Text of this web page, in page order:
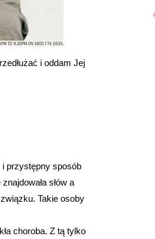
i oddam Jej
przystępny sposób
słów a
Takie osoby
choroba. Z tą tylko